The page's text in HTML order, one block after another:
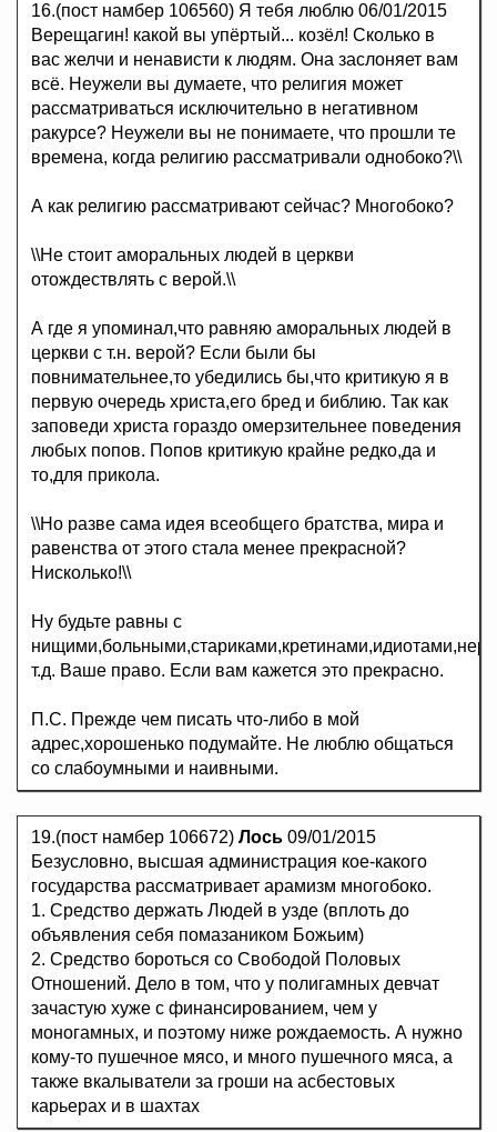
16.(пост намбер 106560) Я тебя люблю 06/01/2015
Верещагин! какой вы упёртый... козёл! Сколько в
вас желчи и ненависти к людям. Она заслоняет вам
всё. Неужели вы думаете, что религия может
рассматриваться исключительно в негативном
ракурсе? Неужели вы не понимаете, что прошли те
времена, когда религию рассматривали однобоко?\\
А как религию рассматривают сейчас? Многобоко?
\\Не стоит аморальных людей в церкви
отождествлять с верой.\\
А где я упоминал,что равняю аморальных людей в
церкви с т.н. верой? Если были бы
повнимательнее,то убедились бы,что критикую я в
первую очередь христа,его бред и библию. Так как
заповеди христа гораздо омерзительнее поведения
любых попов. Попов критикую крайне редко,да и
то,для прикола.
\\Но разве сама идея всеобщего братства, мира и
равенства от этого стала менее прекрасной?
Нисколько!\\
Ну будьте равны с
т.д. Ваше право. Если вам кажется это прекрасно.
П.С. Прежде чем писать что-либо в мой
адрес,хорошенько подумайте. Не люблю общаться
со слабоумными и наивными.
19.(пост намбер 106672) Лось 09/01/2015
Безусловно, высшая администрация кое-какого
государства рассматривает арамизм многобоко.
1. Средство держать Людей в узде (вплоть до
объявления себя помазаником Божьим)
2. Средство бороться со Свободой Половых
Отношений. Дело в том, что у полигамных девчат
зачастую хуже с финансированием, чем у
моногамных, и поэтому ниже рождаемость. А нужно
кому-то пушечное мясо, и много пушечного мяса, а
также вкалыватели за гроши на асбестовых
карьерах и в шахтах